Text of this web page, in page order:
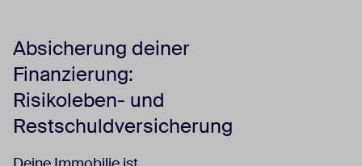
Absicherung deiner
Finanzierung:
Risikoleben- und
Restschuldversicherung